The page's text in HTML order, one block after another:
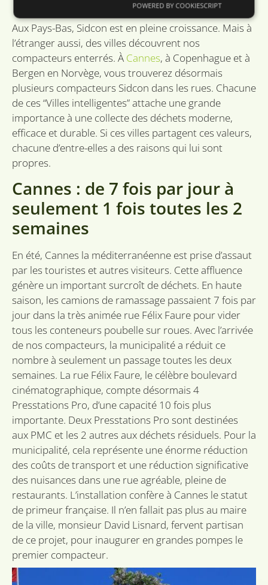
Aux Pays-Bas, Sidcon est en pleine croissance. Mais à
l’étranger aussi, des villes découvrent nos
compacteurs enterrés. À Cannes, à Copenhague et à
Bergen en Norvège, vous trouverez désormais
plusieurs compacteurs Sidcon dans les rues. Chacune
de ces “Villes intelligentes” attache une grande
importance à une collecte des déchets moderne,
efficace et durable. Si ces villes partagent ces valeurs,
chacune d’entre-elles a des raisons qui lui sont
propres.
Cannes : de 7 fois par jour à
seulement 1 fois toutes les 2
semaines
En été, Cannes la méditerranéenne est prise d’assaut
par les touristes et autres visiteurs. Cette affluence
génère un important surcroît de déchets. En haute
saison, les camions de ramassage passaient 7 fois par
jour dans la très animée rue Félix Faure pour vider
tous les conteneurs poubelle sur roues. Avec l’arrivée
de nos compacteurs, la municipalité a réduit ce
nombre à seulement un passage toutes les deux
semaines. La rue Félix Faure, le célèbre boulevard
cinématographique, compte désormais 4
Presstations Pro, d’une capacité 10 fois plus
importante. Deux Presstations Pro sont destinées
aux PMC et les 2 autres aux déchets résiduels. Pour la
municipalité, cela représente une énorme réduction
des coûts de transport et une réduction significative
des nuisances dans une rue agréable, pleine de
restaurants. L’installation confère à Cannes le statut
de primeur française. Il n’en fallait pas plus au maire
de la ville, monsieur David Lisnard, fervent partisan
de ce projet, pour inaugurer en grandes pompes le
premier compacteur.
Strictement nécessaires
Performance
Ciblage
Fonctionnalité
Les cookies strictement nécessaires habilitent des
fonctionnalités de base du site Web telles que la
connexion des utilisateurs et la gestion des
comptes. Le site Web ne peut pas être utilisé
correctement sans les cookies strictement
nécessaires.
Nom
Fournisseur /
Domaine
Expiration
.linkedin.com
.youtube.com
CookieScriptConsent
CookieScript
sidcon.nl
1 mois
Politique de confidentialité de
Google
POWERED BY COOKIESCRIPT